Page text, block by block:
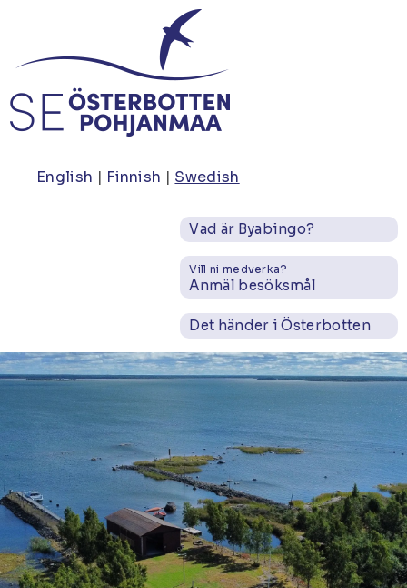
huvudinnehåll
English Finnish Swedish
Vad är Byabingo?
Vill ni medverka?
Anmäl besöksmål
Det händer i Österbotten